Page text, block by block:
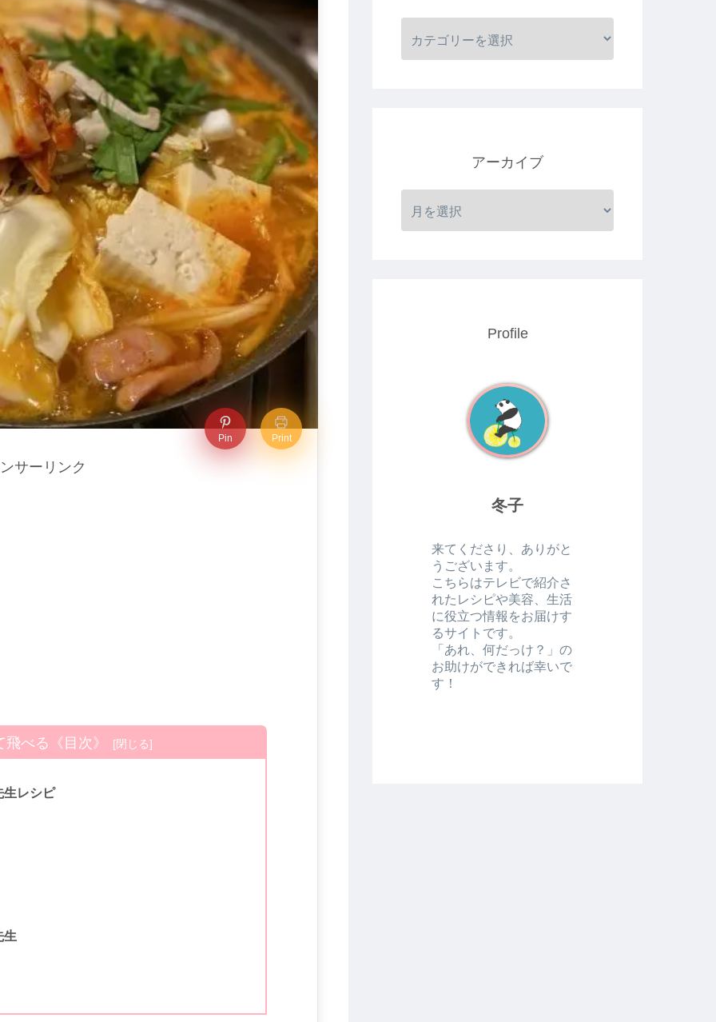
Pin Print
サーリンク
べる《目次》
生レシピ
生
アーカイブ
Profile
冬子
来てくださり、ありがと
うございます。
こちらはテレビで紹介さ
れたレシピや美容、生活
に役立つ情報をお届けす
るサイトです。
「あれ、何だっけ？」の
お助けができれば幸いで
す！